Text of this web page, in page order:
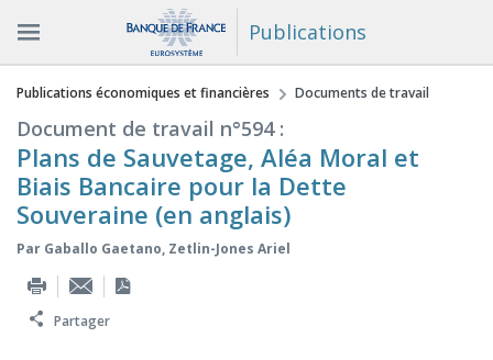
Publications
Vous êtes ici
Publications économiques et financières Documents de travail
Document de travail n°594 :
Plans de Sauvetage, Aléa Moral et
Biais Bancaire pour la Dette
Souveraine (en anglais)
Par Gaballo Gaetano, Zetlin-Jones Ariel
Partager